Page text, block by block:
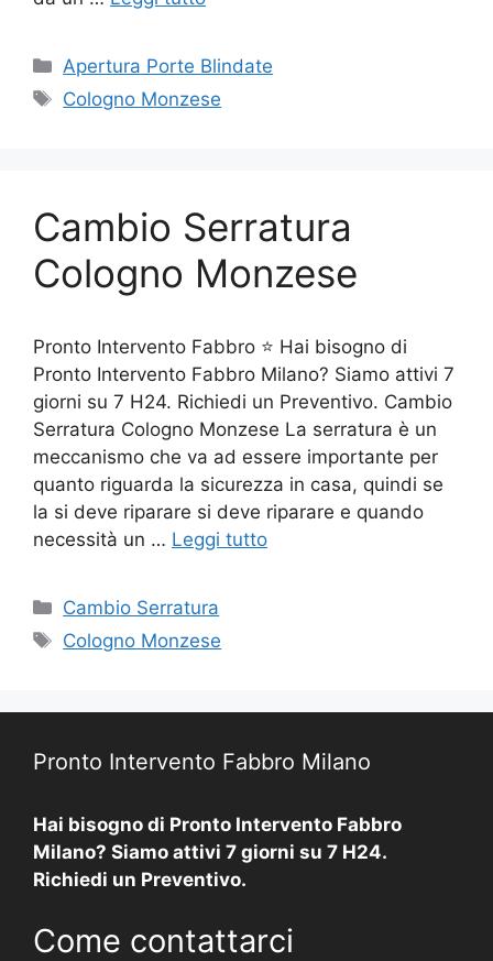
Categorie
Apertura Porte Blindate
Tag
Cologno Monzese
Cambio Serratura
Cologno Monzese
Pronto Intervento Fabbro ⭐ Hai bisogno di
Pronto Intervento Fabbro Milano? Siamo attivi 7
giorni su 7 H24. Richiedi un Preventivo. Cambio
Serratura Cologno Monzese La serratura è un
meccanismo che va ad essere importante per
quanto riguarda la sicurezza in casa, quindi se
la si deve riparare si deve riparare e quando
necessità un … Leggi tutto
Categorie
Cambio Serratura
Tag
Cologno Monzese
Pronto Intervento Fabbro Milano
Hai bisogno di Pronto Intervento Fabbro
Milano? Siamo attivi 7 giorni su 7 H24.
Richiedi un Preventivo.
Come contattarci